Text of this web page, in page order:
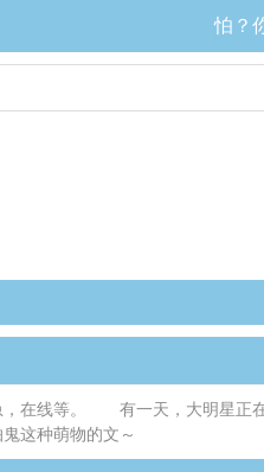
怕？
，在线等。 有一天，大明星
这种萌物的文～